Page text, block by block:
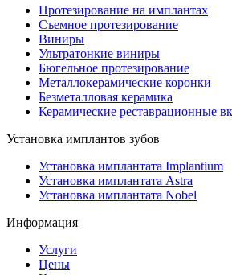
Протезирование на имплантах
Съемное протезирование
Виниры
Ультратонкие виниры
Бюгельное протезирование
Металлокерамические коронки
Безметалловая керамика
Керамические реставрационные
Установка имплантов зубов
Установка имплантата Implantium
Установка имплантата Astra
Установка имплантата Nobel
Информация
Услуги
Цены